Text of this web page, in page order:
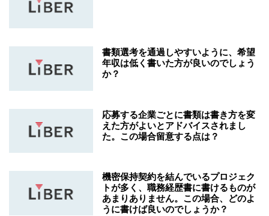
書類選考を通過しやすいように、希望
年収は低く書いた方が良いのでしょう
か？
応募する企業ごとに書類は書き方を変
えた方がよいとアドバイスされまし
た。この場合留意する点は？
機密保持契約を結んでいるプロジェク
トが多く、職務経歴書に書けるものが
あまりありません。この場合、どのよ
うに書けば良いのでしょうか？